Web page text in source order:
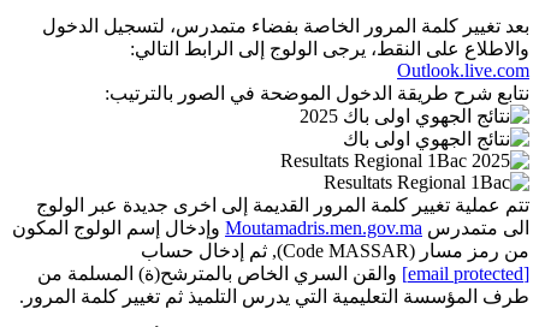
بعد تغيير كلمة المرور الخاصة بفضاء متمدرس، لتسجيل الدخول
والاطلاع على النقط، يرجى الولوج إلى الرابط التالي:
Outlook.live.com
نتابع شرح طريقة الدخول الموضحة في الصور بالترتيب:
تتم عملية تغيير كلمة المرور القديمة إلى اخرى جديدة عبر الولوج
الى متمدرس Moutamadris.men.gov.ma وإدخال إسم الولوج المكون
من رمز مسار (Code MASSAR), ثم إدخال حساب
[email protected]
والقن السري الخاص بالمترشح(ة) المسلمة من
طرف المؤسسة التعليمية التي يدرس التلميذ ثم تغيير كلمة المرور.